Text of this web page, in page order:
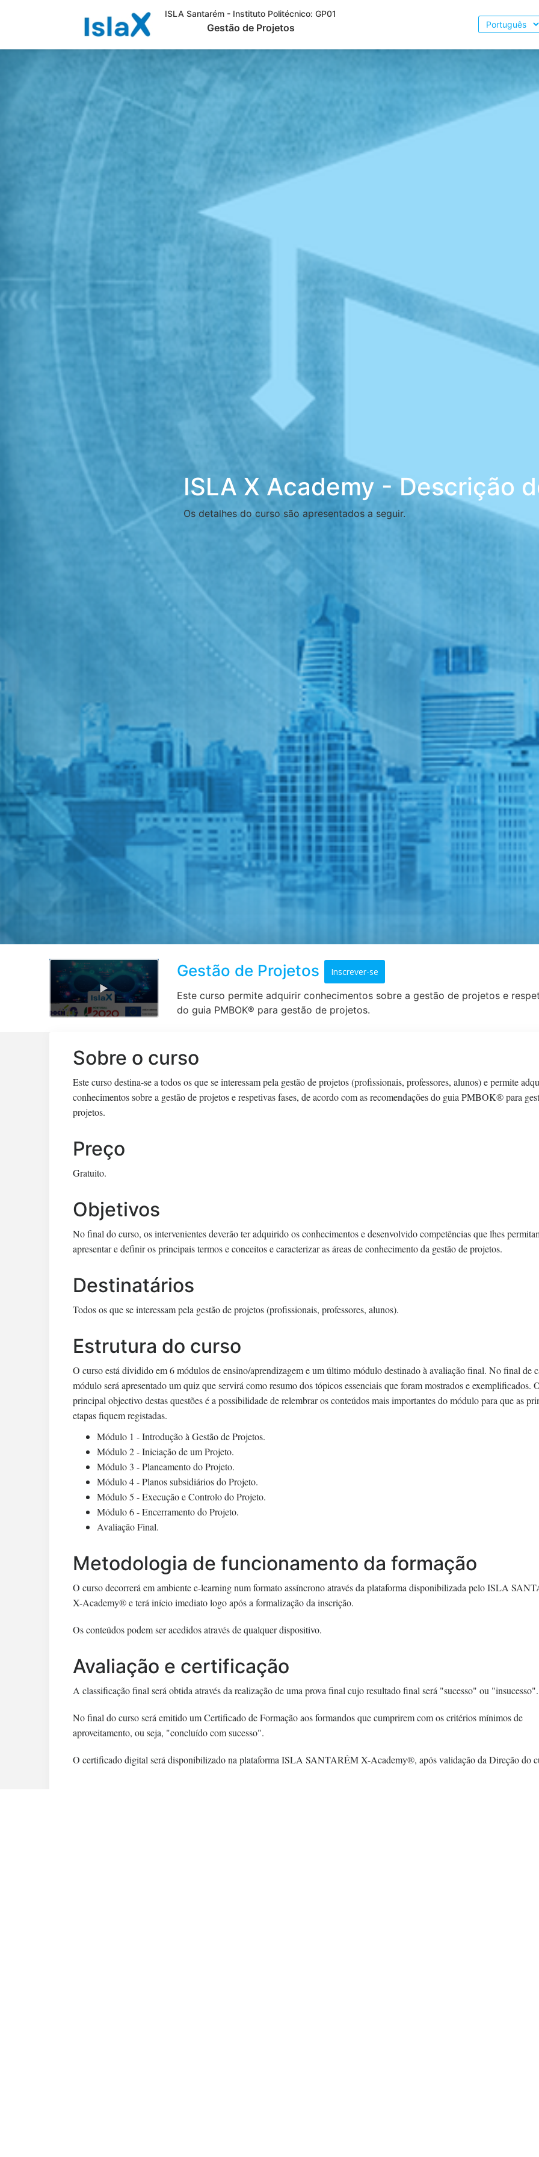
ISLA Santarém - Instituto Politécnico: GP01
Gestão de Projetos
Escolher
o
idioma
ISLA X Academy - Descrição
Os detalhes do curso são apresentados a seguir.
Gestão de Projetos Inscrever-se
Este curso permite adquirir conhecimentos sobre a gestão de projetos e
do guia PMBOK® para gestão de projetos.
Sobre o curso
Este curso destina-se a todos os que se interessam pela gestão de projetos (profissionais, professores, alunos) e permite
conhecimentos sobre a gestão de projetos e respetivas fases, de acordo com as recomendações do guia PMBOK® para
projetos.
Preço
Gratuito.
Objetivos
No final do curso, os intervenientes deverão ter adquirido os conhecimentos e desenvolvido competências que lhes
apresentar e definir os principais termos e conceitos e caracterizar as áreas de conhecimento da gestão de projetos.
Destinatários
Todos os que se interessam pela gestão de projetos (profissionais, professores, alunos).
Estrutura do curso
O curso está dividido em 6 módulos de ensino/aprendizagem e um último módulo destinado à avaliação final. No final de
módulo será apresentado um quiz que servirá como resumo dos tópicos essenciais que foram mostrados e exemplificados.
principal objectivo destas questões é a possibilidade de relembrar os conteúdos mais importantes do módulo para que as
etapas fiquem registadas.
Módulo 1 - Introdução à Gestão de Projetos.
Módulo 2 - Iniciação de um Projeto.
Módulo 3 - Planeamento do Projeto.
Módulo 4 - Planos subsidiários do Projeto.
Módulo 5 - Execução e Controlo do Projeto.
Módulo 6 - Encerramento do Projeto.
Avaliação Final.
Metodologia de funcionamento da formação
O curso decorrerá em ambiente e-learning num formato assíncrono através da plataforma disponibilizada pelo ISLA
X-Academy® e terá início imediato logo após a formalização da inscrição.
Os conteúdos podem ser acedidos através de qualquer dispositivo.
Avaliação e certificação
A classificação final será obtida através da realização de uma prova final cujo resultado final será "sucesso" ou "insucesso".
No final do curso será emitido um Certificado de Formação aos formandos que cumprirem com os critérios mínimos de
aproveitamento, ou seja, "concluído com sucesso".
O certificado digital será disponibilizado na plataforma ISLA SANTARÉM X-Academy®, após validação da Direção do